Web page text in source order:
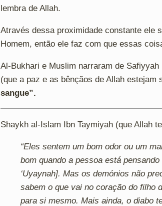
lembra de Allah.
Através dessa proximidade constante ele
Homem, então ele faz com que essas
Al-Bukhari e Muslim narraram de
(que a paz e as bênçãos de Allah estejam
sangue”.
Shaykh al-Islam Ibn Taymiyah (que Allah
“Eles sentem um bom odor ou um
bom quando a pessoa está
‘Uyaynah]. Mas os demónios não
sabem o que vai no coração do filho
para si mesmo. Mais ainda, o diabo